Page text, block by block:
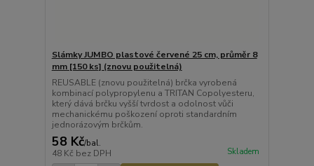
Slámky JUMBO plastové červené 25 cm, průměr 8
mm [150 ks] (znovu použitelná)
REUSABLE (znovu použitelná) brčka vyrobená
kombinací polypropylenu a TRITAN Copolyesteru,
který dává brčku vyšší tvrdost a odolnost vůči
mechanickému poškození oproti standardním
jednorázovým brčkům.
58 Kč/bal.
48 Kč bez DPH Skladem